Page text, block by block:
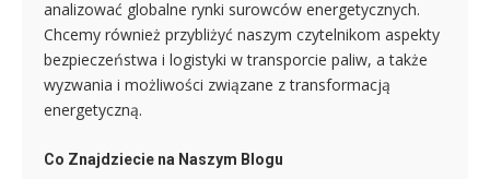
analizować globalne rynki surowców energetycznych.
Chcemy również przybliżyć naszym czytelnikom aspekty
bezpieczeństwa i logistyki w transporcie paliw, a także
wyzwania i możliwości związane z transformacją
energetyczną.
Co Znajdziecie na Naszym Blogu